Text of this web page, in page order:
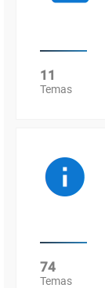
11
Temas
74
Temas